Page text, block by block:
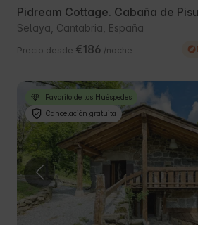
Pidream Cottage. Cabaña de
Selaya, Cantabria, España
Precio desde €186 /noche
Favorito de los Huéspedes
Cancelación gratuita